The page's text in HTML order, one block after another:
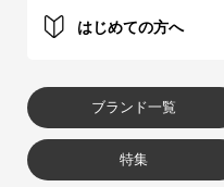
はじめての方へ
ブランド一覧
特集